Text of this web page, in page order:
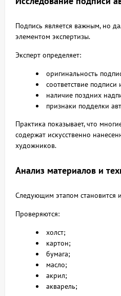
Подпись является важным, но
элементом экспертизы.
Эксперт определяет:
оригинальность
соответствие
наличие поздних
признаки подделки
Практика показывает, что
содержат искусственно
художников.
Анализ материалов и
Следующим этапом становится
Проверяются:
холст;
картон;
бумага;
масло;
акрил;
акварель;